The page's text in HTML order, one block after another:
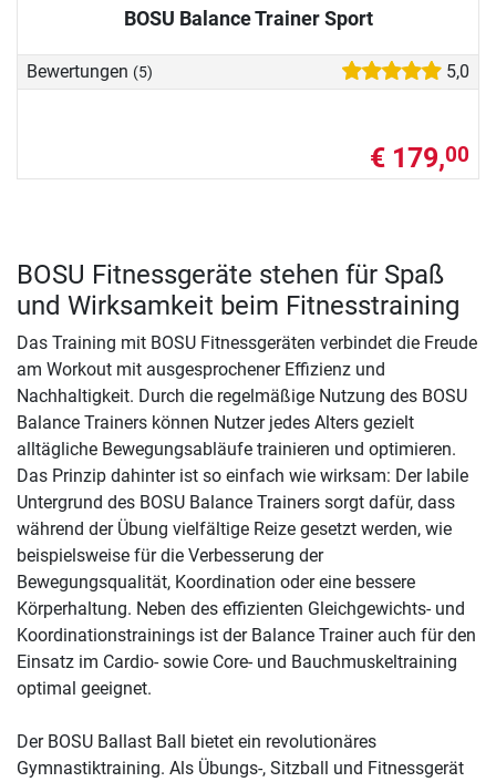
BOSU Balance Trainer Sport
Bewertungen (5) 5,0
€ 179,00
BOSU Fitnessgeräte stehen für Spaß
und Wirksamkeit beim Fitnesstraining
Das Training mit BOSU Fitnessgeräten verbindet die Freude
am Workout mit ausgesprochener Effizienz und
Nachhaltigkeit. Durch die regelmäßige Nutzung des BOSU
Balance Trainers können Nutzer jedes Alters gezielt
alltägliche Bewegungsabläufe trainieren und optimieren.
Das Prinzip dahinter ist so einfach wie wirksam: Der labile
Untergrund des BOSU Balance Trainers sorgt dafür, dass
während der Übung vielfältige Reize gesetzt werden, wie
beispielsweise für die Verbesserung der
Bewegungsqualität, Koordination oder eine bessere
Körperhaltung. Neben des effizienten Gleichgewichts- und
Koordinationstrainings ist der Balance Trainer auch für den
Einsatz im Cardio- sowie Core- und Bauchmuskeltraining
optimal geeignet.
Der BOSU Ballast Ball bietet ein revolutionäres
Gymnastiktraining. Als Übungs-, Sitzball und Fitnessgerät